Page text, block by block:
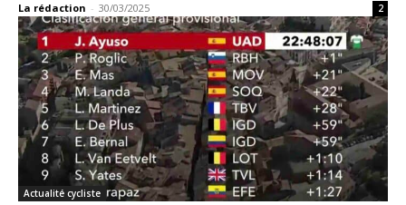
La rédaction - 30/03/2025 2
Actualité cycliste